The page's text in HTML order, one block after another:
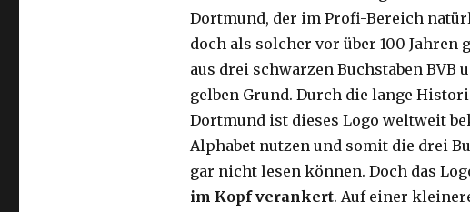
Dortmund, der im Profi-Bereich
doch als solcher vor über 100 Jahren
aus drei schwarzen Buchstaben BVB
gelben Grund. Durch die lange
Dortmund ist dieses Logo weltweit
Alphabet nutzen und somit die drei
gar nicht lesen können. Doch das
im Kopf verankert. Auf einer